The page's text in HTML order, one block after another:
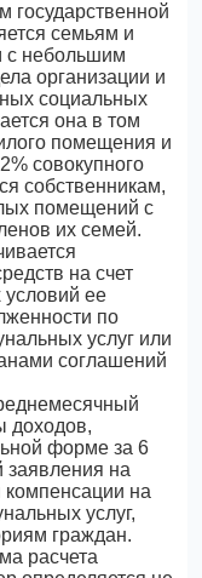
государственной
семьям и
с небольшим
организации и
социальных
она в том
помещения и
совокупного
собственникам,
помещений с
их семей.
на счет
условий ее
по
услуг или
соглашений
доходов,
форме за 6
заявления на
компенсации на
услуг,
граждан.
расчета